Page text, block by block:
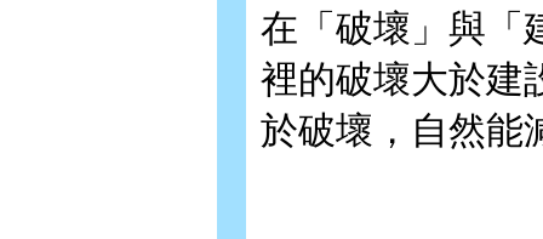
在「破壞」與「
裡的破壞大於建
於破壞，自然能